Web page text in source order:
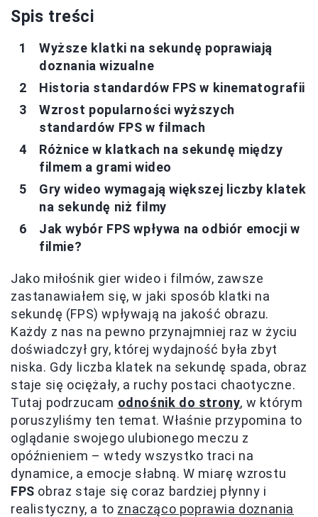
Spis treści
Wyższe klatki na sekundę poprawiają
doznania wizualne
Historia standardów FPS w kinematografii
Wzrost popularności wyższych
standardów FPS w filmach
Różnice w klatkach na sekundę między
filmem a grami wideo
Gry wideo wymagają większej liczby klatek
na sekundę niż filmy
Jak wybór FPS wpływa na odbiór emocji w
filmie?
Jako miłośnik gier wideo i filmów, zawsze
zastanawiałem się, w jaki sposób klatki na
sekundę (FPS) wpływają na jakość obrazu.
Każdy z nas na pewno przynajmniej raz w życiu
doświadczył gry, której wydajność była zbyt
niska. Gdy liczba klatek na sekundę spada, obraz
staje się ociężały, a ruchy postaci chaotyczne.
Tutaj podrzucam odnośnik do strony, w którym
poruszyliśmy ten temat. Właśnie przypomina to
oglądanie swojego ulubionego meczu z
opóźnieniem – wtedy wszystko traci na
dynamice, a emocje słabną. W miarę wzrostu
FPS obraz staje się coraz bardziej płynny i
realistyczny, a to znacząco poprawia doznania